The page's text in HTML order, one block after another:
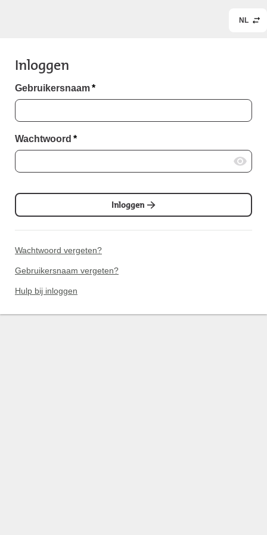
NL
Inloggen
Gebruikersnaam*
Wachtwoord *
Inloggen
Wachtwoord vergeten?
Gebruikersnaam vergeten?
Hulp bij inloggen